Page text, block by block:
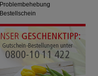
Problembehebung
Bestellschein